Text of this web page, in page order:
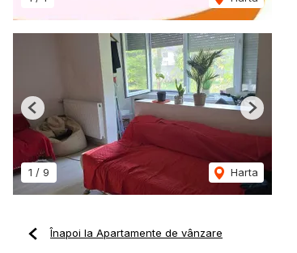
1 / 9 Harta
Previous Next
Înapoi la Apartamente de vânzare